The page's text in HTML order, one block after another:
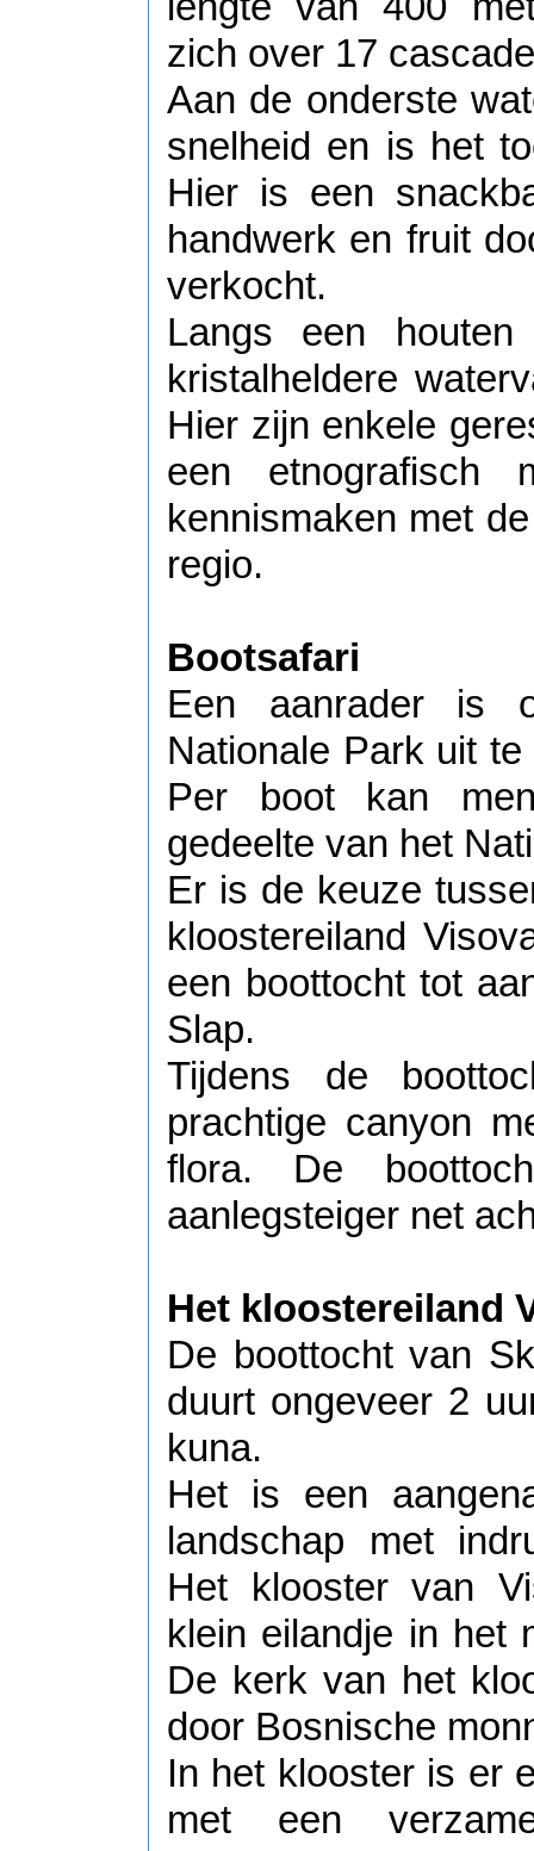
zich over 17
Aan de onderste
snelheid en is het
Hier is een
handwerk en fruit
verkocht.
Langs een
kristalheldere
Hier zijn enkele
een etnografisch
kennismaken met
regio.
Bootsafari
Een aanrader is
Nationale Park uit
Per boot kan
gedeelte van het
Er is de keuze
kloostereiland
een boottocht tot
Slap.
Tijdens de
prachtige canyon
flora. De
aanlegsteiger net
Het kloostereiland
De boottocht van
duurt ongeveer 2
kuna.
Het is een
landschap met
Het klooster van
klein eilandje in het
De kerk van het
door Bosnische
In het klooster is er
met een